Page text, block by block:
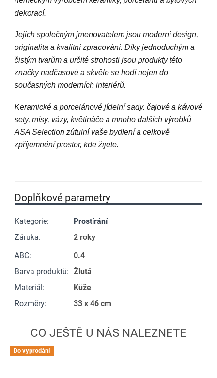
dekorací.
Jejich společným jmenovatelem jsou moderní design,
originalita a kvalitní zpracování. Díky jednoduchým a
čistým tvarům a určité strohosti jsou produkty této
značky nadčasové a skvěle se hodí nejen do
současných moderních interiérů.
Keramické a porcelánové jídelní sady, čajové a kávové
sety, mísy, vázy, květináče a mnoho dalších výrobků
ASA Selection zútulní vaše bydlení a celkově
zpříjemnění prostor, kde žijete.
Doplňkové parametry
Kategorie:
Prostírání
Záruka:
2 roky
ABC:
0.4
Barva produktů: Žlutá
Materiál :
Kůže
Rozměry: 33 x 46 cm
Do vyprodání